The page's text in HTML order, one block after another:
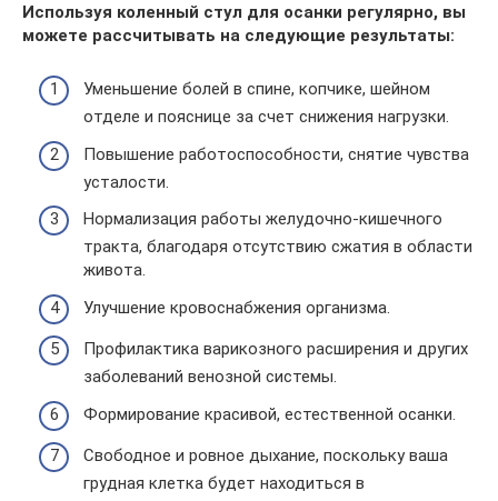
Используя коленный стул для осанки регулярно, вы
можете рассчитывать на следующие результаты:
Уменьшение болей в спине, копчике, шейном
отделе и пояснице за счет снижения нагрузки.
Повышение работоспособности, снятие чувства
усталости.
Нормализация работы желудочно-кишечного
тракта, благодаря отсутствию сжатия в области
живота.
Улучшение кровоснабжения организма.
Профилактика варикозного расширения и других
заболеваний венозной системы.
Формирование красивой, естественной осанки.
Свободное и ровное дыхание, поскольку ваша
грудная клетка будет находиться в